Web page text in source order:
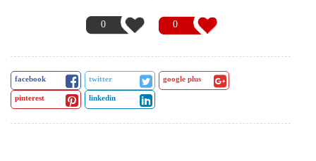
0
0
facebook twitter
google plus
pinterest
linkedin